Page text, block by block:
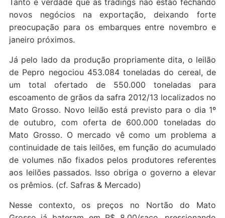
Tanto é verdade que as tradings não estão fechando
novos negócios na exportação, deixando forte
preocupação para os embarques entre novembro e
janeiro próximos.
Já pelo lado da produção propriamente dita, o leilão
de Pepro negociou 453.084 toneladas do cereal, de
um total ofertado de 550.000 toneladas para
escoamento de grãos da safra 2012/13 localizados no
Mato Grosso. Novo leilão está previsto para o dia 1º
de outubro, com oferta de 600.000 toneladas do
Mato Grosso. O mercado vê como um problema a
continuidade de tais leilões, em função do acumulado
de volumes não fixados pelos produtores referentes
aos leilões passados. Isso obriga o governo a elevar
os prêmios. (cf. Safras & Mercado)
Nesse contexto, os preços no Nortão do Mato